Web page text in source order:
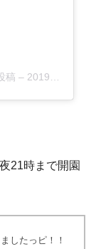
稿 – 2019年 5月月1日午後10時51分PDT
21時まで開園
したっピ！！